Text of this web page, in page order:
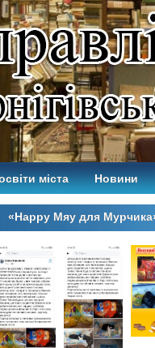
міста Новини
«Happy Мяу для